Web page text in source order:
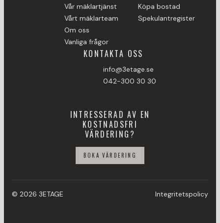
Vår mäklartjänst
Vårt mäklarteam
Om oss
Vanliga frågor
Köpa bostad
Spekulantregister
KONTAKTA OSS
info@3etage.se
042-300 30 30
INTRESSERAD AV EN
KOSTNADSFRI
VÄRDERING?
BOKA VÄRDERING
© 2026 3ETAGE Integritetspolicy